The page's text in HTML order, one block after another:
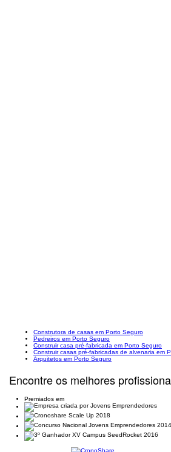
Construtora de casas em Porto Seguro
Pedreiros em Porto Seguro
Construir casa pré-fabricada em Porto Seguro
Construir casas pré-fabricadas de alvenaria em
Arquitetos em Porto Seguro
Encontre os melhores
Premiados em